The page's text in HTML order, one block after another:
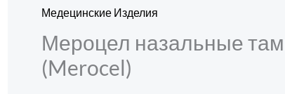
Медецинские Изделия
Мероцел назальные
(Merocel)
Мероцел
тампоны
8см